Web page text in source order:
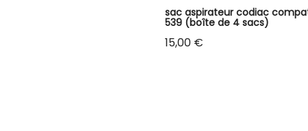
sac aspirateur codiac
539 (boîte de 4 sacs)
Prix
15,00 €